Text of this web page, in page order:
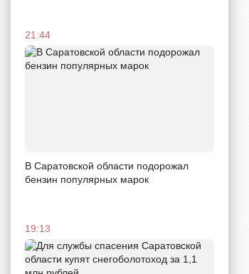
21:44
В Саратовской области подорожал
бензин популярных марок
19:13